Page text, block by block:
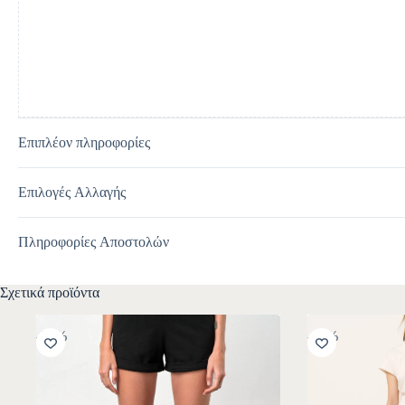
i
v
e
:
Επιπλέον πληροφορίες
Επιλογές Αλλαγής
Πληροφορίες Αποστολών
Σχετικά προϊόντα
-30% -10%